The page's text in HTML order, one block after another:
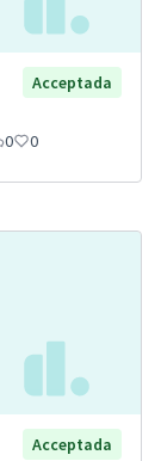
Acceptada
0 0
Acceptada